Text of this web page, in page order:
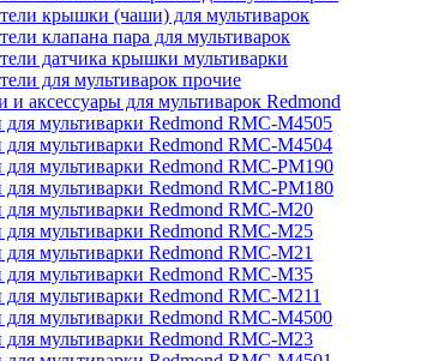
крышки (чаши) для мультиварок
клапана пара для мультиварок
датчика крышки мультиварки
для мультиварок прочие
и аксессуары для мультиварок Redmond
для мультиварки Redmond RMC-M4505
для мультиварки Redmond RMC-M4504
для мультиварки Redmond RMC-PM190
для мультиварки Redmond RMC-PM180
для мультиварки Redmond RMC-M20
для мультиварки Redmond RMC-M25
для мультиварки Redmond RMC-M21
для мультиварки Redmond RMC-M35
для мультиварки Redmond RMC-M211
для мультиварки Redmond RMC-M4500
для мультиварки Redmond RMC-M23